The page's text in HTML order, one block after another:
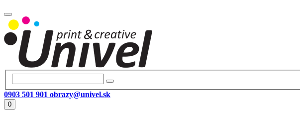
0903 501 901 obrazy@univel.sk
0